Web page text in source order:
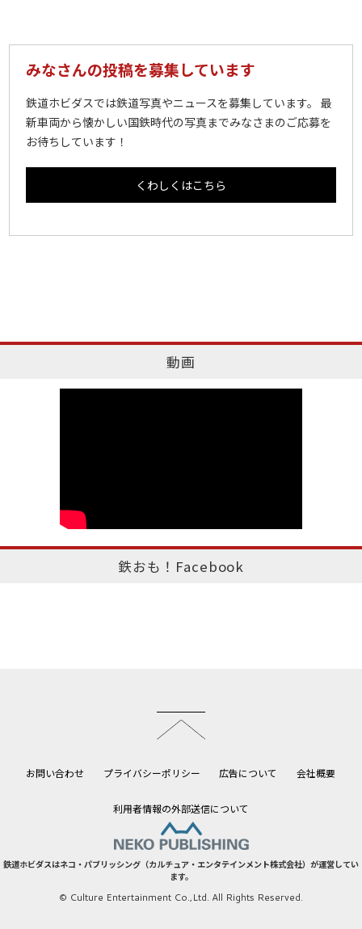
みなさんの投稿を募集しています
鉄道ホビダスでは鉄道写真やニュースを募集しています。 最
新車両から懐かしい国鉄時代の写真までみなさまのご応募を
お待ちしています！
くわしくはこちら
動画
鉄おも！Facebook
お問い合わせ プライバシーポリシー 広告について 会社概要
利用者情報の外部送信について
鉄道ホビダスはネコ・パブリッシング（カルチュア・エンタテインメント株式会社）が運営してい
ます。
© Culture Entertainment Co.,Ltd. All Rights Reserved.